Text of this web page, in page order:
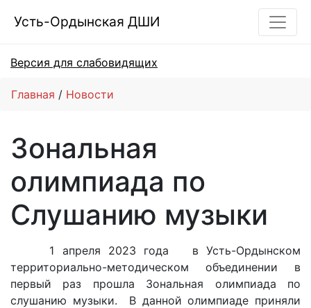
Усть-Ордынская ДШИ
Версия для слабовидящих
Главная Новости
Зональная
олимпиада по
Слушанию музыки
1 апреля 2023 года в Усть-Ордынском
территориально-методическом объединении в
первый раз прошла Зональная олимпиада по
слушанию музыки. В данной олимпиаде приняли